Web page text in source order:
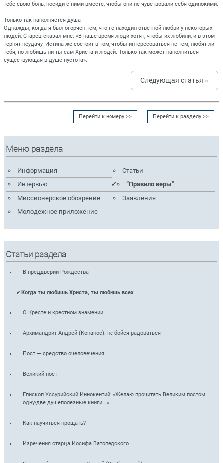
тебе свою боль, посиди с ними вместе, чтобы они не чувствовали себя одинокими.
Только так наполняется душа
Однажды, когда я был огорчен тем, что не находил ответной любви у некоторых
людей, Старец сказал мне: «В наше время люди хотят, чтобы их любили, и в этом
терпят неудачу. Истина же состоит в том, чтобы интересоваться не тем, любят ли
тебя, но любишь ли ты сам Христа и людей. Только так может наполниться
существующая в душе пустота».
Следующая статья »
Перейти к разделу >>
Перейти к номеру >>
Меню раздела
Информация
Статьи
Интервью
“Правило веры”
Миссионерское обозрение
Заявления
Молодежное приложение
Статьи раздела
В преддверии Рождества
Когда ты любишь Христа, ты любишь всех
О Кресте и крестном знамении
Архимандрит Андрей (Конанос): не бойся радоваться
Пост — средство очеловечения
Великий пост
Епископ Уссурийский Иннокентий: «Желаю прочитать Великим постом
одну-две душеполезные книги...»
Как научиться прощать?
Изречения старца Иосифа Ватопедского